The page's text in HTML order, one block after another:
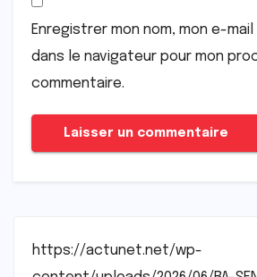
Enregistrer mon nom, mon e-
dans le navigateur pour mon
commentaire.
https://actunet.net/wp-